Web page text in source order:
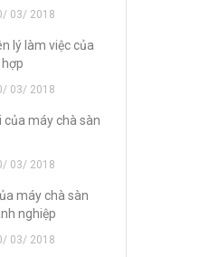
03/ 2018
lý làm việc của
03/ 2018
máy chà sàn
03/ 2018
máy chà sàn
nghiệp
03/ 2018